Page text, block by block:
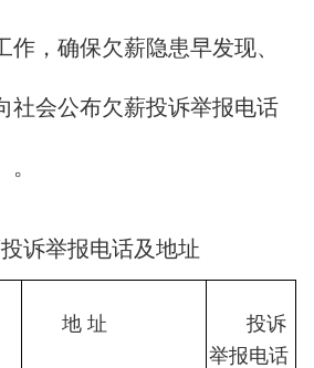
作，确保欠薪隐患早发现、
社会公布欠薪投诉举报电话
诉举报电话及地址
地 址
投诉
举报电话